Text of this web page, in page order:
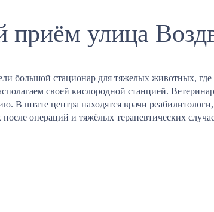
приём улица
большой стационар для тяжелых животных, где
своей кислородной станцией.
В штате центра находятся врачи
операций и тяжёлых терапевтических